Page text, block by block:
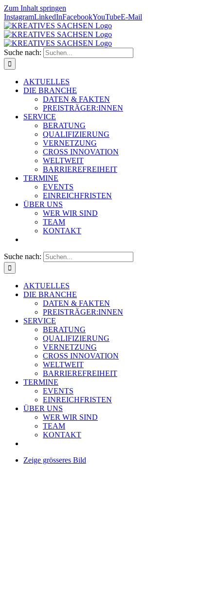
Zum Inhalt springen
InstagramLinkedInFacebookYouTubeE-Mail
Suche nach:
AKTUELLES
DIE BRANCHE
DATEN & FAKTEN
PREISTRÄGER:INNEN
SERVICE
BERATUNG
QUALIFIZIERUNG
VERNETZUNG
CROSS INNOVATION
WELTWEIT
BARRIEREFREIHEIT
TERMINE
EVENTS
EINREICHFRISTEN
ÜBER UNS
WER WIR SIND
TEAM
KONTAKT
Suche nach:
AKTUELLES
DIE BRANCHE
DATEN & FAKTEN
PREISTRÄGER:INNEN
SERVICE
BERATUNG
QUALIFIZIERUNG
VERNETZUNG
CROSS INNOVATION
WELTWEIT
BARRIEREFREIHEIT
TERMINE
EVENTS
EINREICHFRISTEN
ÜBER UNS
WER WIR SIND
TEAM
KONTAKT
Zeige grösseres Bild